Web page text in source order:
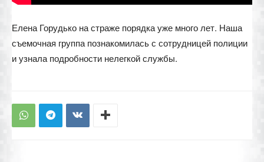
Елена Горудько на страже порядка уже много лет. Наша
съемочная группа познакомилась с сотрудницей полиции
и узнала подробности нелегкой службы.